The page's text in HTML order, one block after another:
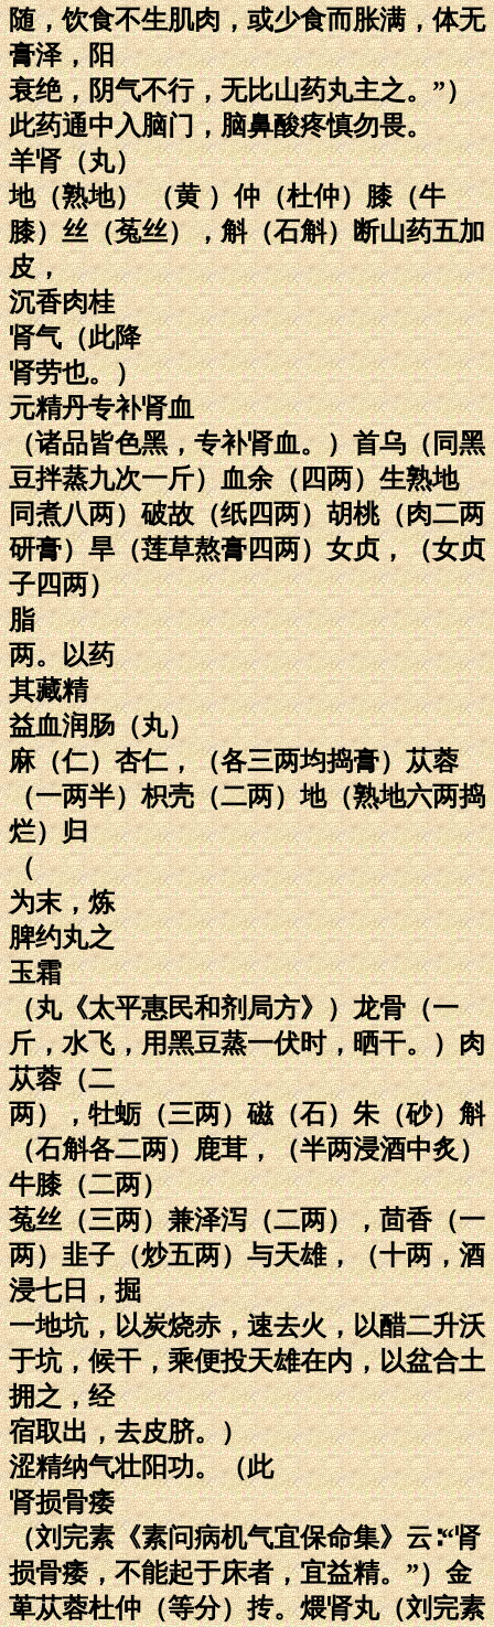
随，饮食不生肌肉，或少食而胀满，体无
膏泽，阳
衰绝，阴气不行，无比山药丸主之。”）
此药通中入脑门，脑鼻酸疼慎勿畏。
羊肾（丸）
地（熟地） （黄 ）仲（杜仲）膝（牛
膝）丝（菟丝），斛（石斛）断山药五加
皮，
沉香肉桂
肾气（此降
肾劳也。）
元精丹专补肾血
（诸品皆色黑，专补肾血。）首乌（同黑
豆拌蒸九次一斤）血余（四两）生熟地
同煮八两）破故（纸四两）胡桃（肉二两
研膏）旱（莲草熬膏四两）女贞，（女贞
子四两）
脂
两。以药
其藏精
益血润肠（丸）
麻（仁）杏仁，（各三两均捣膏）苁蓉
（一两半）枳壳（二两）地（熟地六两捣
烂）归
（
为末，炼
脾约丸之
玉霜
（丸《太平惠民和剂局方》）龙骨（一
斤，水飞，用黑豆蒸一伏时，晒干。）肉
苁蓉（二
两），牡蛎（三两）磁（石）朱（砂）斛
（石斛各二两）鹿茸，（半两浸酒中炙）
牛膝（二两）
菟丝（三两）兼泽泻（二两），茴香（一
两）韭子（炒五两）与天雄，（十两，酒
浸七日，掘
一地坑，以炭烧赤，速去火，以醋二升沃
于坑，候干，乘便投天雄在内，以盆合土
拥之，经
宿取出，去皮脐。）
涩精纳气壮阳功。（此
肾损骨痿
（刘完素《素问病机气宜保命集》云∶“肾
损骨痿，不能起于床者，宜益精。”）金
萆苁蓉杜仲（等分）抟。煨肾丸（刘完素